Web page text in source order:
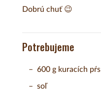
Dobrú chuť 😉
Potrebujeme
600 g kuracích pŕs
soľ